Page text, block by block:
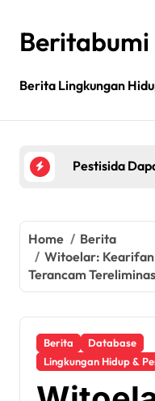
contentBeritabumi
Berita Lingkungan
Pestisida
Jurnal sains
Bagaimana
Filipina:
Home
Berita
Witoelar: Kearifan
Terancam
Berita
Database
Lingkungan Hidup &